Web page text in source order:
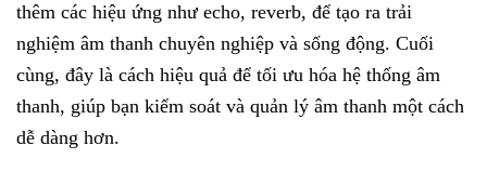
thêm các hiệu ứng như echo, reverb, để tạo ra trải
nghiệm âm thanh chuyên nghiệp và sống động. Cuối
cùng, đây là cách hiệu quả để tối ưu hóa hệ thống âm
thanh, giúp bạn kiểm soát và quản lý âm thanh một cách
dễ dàng hơn.